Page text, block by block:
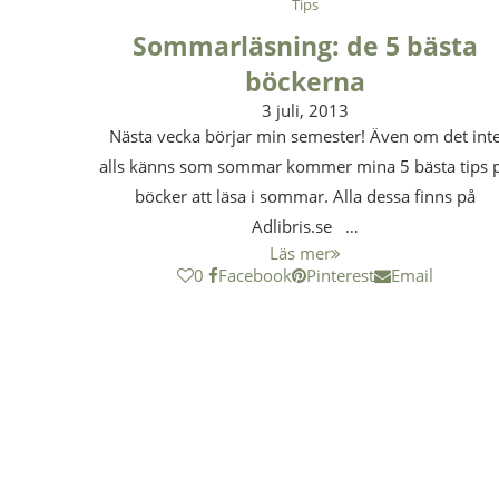
Tips
Sommarläsning: de 5 bästa
böckerna
3 juli, 2013
Nästa vecka börjar min semester! Även om det
alls känns som sommar kommer mina 5 bästa tips
böcker att läsa i sommar. Alla dessa finns på
Adlibris.se …
Läs mer
0
Facebook Pinterest Email